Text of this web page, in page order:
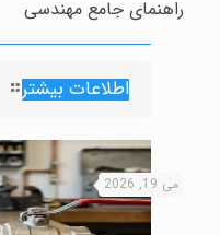
راهنمای جامع مهندسی
اطلاعات بیشتر
می 19, 2026